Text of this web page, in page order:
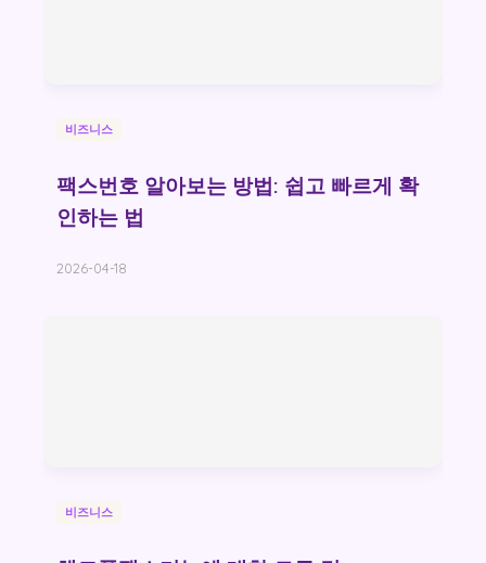
비즈니스
팩스번호 알아보는 방법: 쉽고 빠르게 확
인하는 법
2026-04-18
비즈니스